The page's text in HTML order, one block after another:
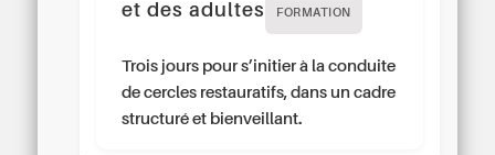
et des adultes
FORMATION
Trois jours pour s’initier à la conduite
de cercles restauratifs, dans un cadre
structuré et bienveillant.